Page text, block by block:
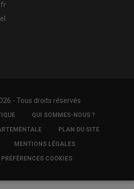
- Tous droits réservés
QUI SOMMES-NOUS ?
PLAN DU SITE
MENTIONS LÉGALES
COOKIES